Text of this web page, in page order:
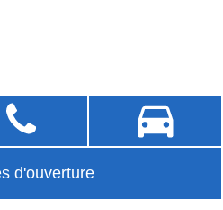
d'ouverture